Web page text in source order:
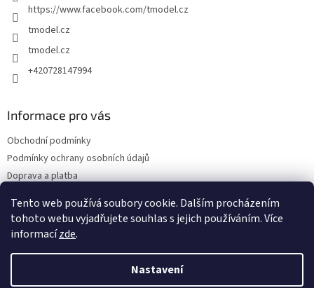
Tento web používá soubory cookie. Dalším procházením
tohoto webu vyjadřujete souhlas s jejich používáním. Více
informacízde.
Nastavení
https://www.facebook.com/tmodel.cz
tmodel.cz
tmodel.cz
+420728147994
Informace pro vás
Obchodní podmínky
Podmínky ochrany osobních údajů
Doprava a platba
Kontakty
Vytvořil Shoptet